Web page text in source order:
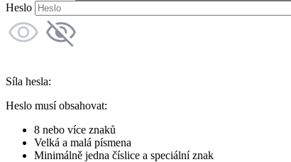
Heslo
Síla hesla:
Heslo musí obsahovat:
8 nebo více znaků
Velká a malá písmena
Minimálně jedna číslice a speciální znak